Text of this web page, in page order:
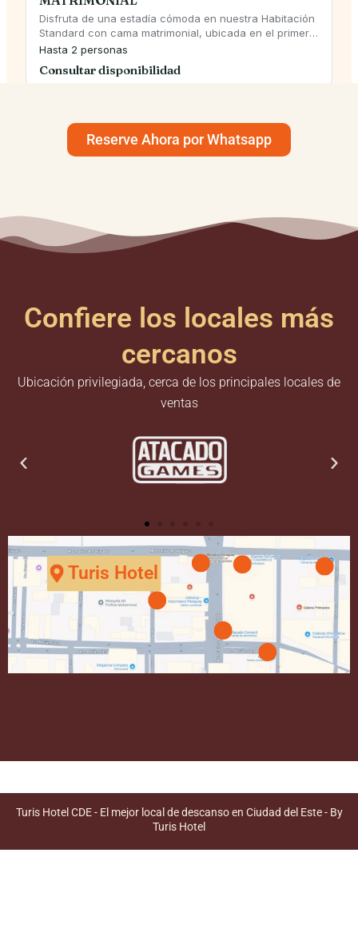
Reserve Ahora por Whatsapp
Confiere los locales más
cercanos
Ubicación privilegiada, cerca de los principales locales de
ventas
Turis Hotel
Turis Hotel CDE - El mejor local de descanso en Ciudad del Este - By
Turis Hotel